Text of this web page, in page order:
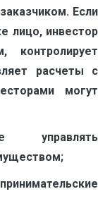
Если
лицо, инвестор
контролирует
расчеты с
могут
управлять